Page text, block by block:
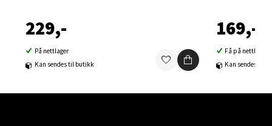
229,-
På nettlager
Kan sendes til butikk
169,-
Få på nettlager
Kan sendes til
0 i butikk
Velg